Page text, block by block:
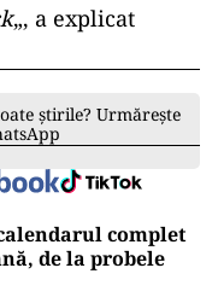
„, a explicat
știrile? Urmărește
complet
de la probele